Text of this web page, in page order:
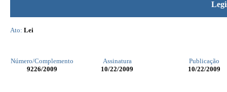
Ato: Lei
Número/Complemento Assinatura
Publicação
9226/2009 10/22/2009 10/22/2009